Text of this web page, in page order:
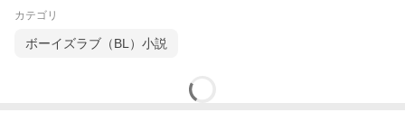
カテゴリ
ボーイズラブ（BL）小説